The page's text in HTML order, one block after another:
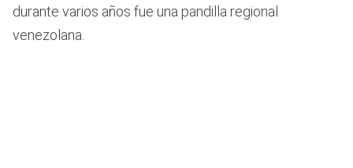
durante varios años fue una pandilla regional
venezolana.